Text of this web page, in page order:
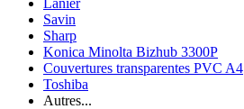
Savin
Sharp
Konica Minolta Bizhub 3300P
Couvertures transparentes PVC A4
Toshiba
Autres...